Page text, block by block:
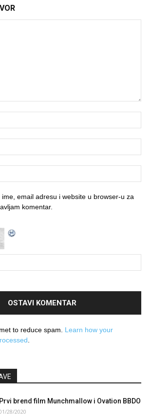
email adresu i website u browser-u za
komentar.
to reduce spam. Learn how your
Prvi brend film Munchmallow i Ovation BBDO
28/2020